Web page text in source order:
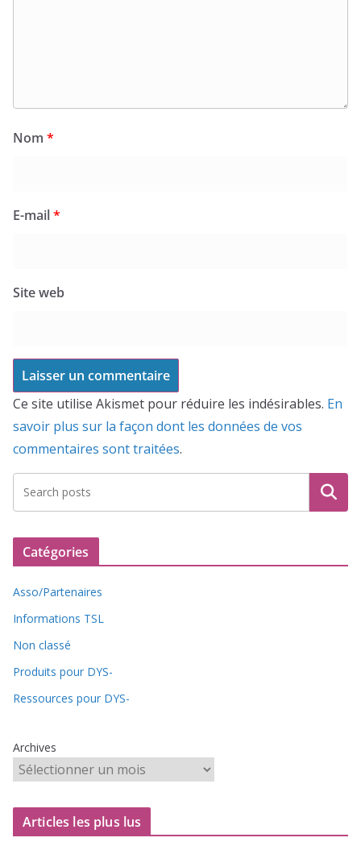
Nom *
E-mail*
Site web
Ce site utilise Akismet pour réduire les indésirables. En
savoir plus sur la façon dont les données de vos
commentaires sont traitées.
Catégories
Asso/Partenaires
Informations TSL
Non classé
Produits pour DYS-
Ressources pour DYS-
Archives
Articles les plus lus